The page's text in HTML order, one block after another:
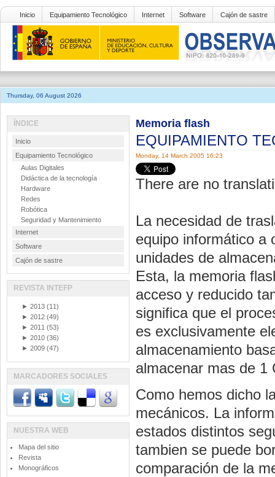
Inicio Equipamiento Tecnológico Internet Software Cajón de sastre
Thursday, 06 August 2026
Memoria flash
EQUIPAMIENTO
Monday, 14 March 2005 16:23
There are no
La necesidad de
equipo informático a
unidades de
Esta, la memoria
acceso y reducido
significa que el
es exclusivamente
almacenamiento
almacenar mas de 1
Como hemos dicho
mecánicos. La
estados distintos
tambien se puede
comparación de la
ÍNDICE
Inicio
Equipamiento Tecnológico
Aulas Digitales
Didáctica de la tecnología
Hardware
Redes
Robótica
Seguridad y Mantenimiento
Internet
Software
Cajón de sastre
REVISTA INTEFP
► 2013 (11)
► 2012 (49)
► 2011 (53)
► 2010 (36)
► 2009 (47)
MARCADORES SOCIALES
NUESTRA WEB
Mapa del sitio
Revista
Monográficos